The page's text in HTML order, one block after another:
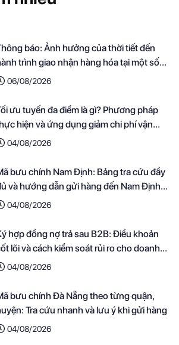
báo: Ảnh hưởng của thời tiết đến
trình giao nhận hàng hóa tại một số
vực
06/08/2026
ưu tuyến đa điểm là gì? Phương pháp
hiện và ứng dụng giảm chi phí vận
cho doanh nghiệp
04/08/2026
bưu chính Nam Định: Bảng tra cứu đầy
và hướng dẫn gửi hàng đến Nam Định
nhất
04/08/2026
hợp đồng nợ trả sau B2B: Điều khoản
lõi và cách kiểm soát rủi ro cho doanh
04/08/2026
bưu chính Đà Nẵng theo từng quận,
Tra cứu nhanh và lưu ý khi gửi hàng
04/08/2026